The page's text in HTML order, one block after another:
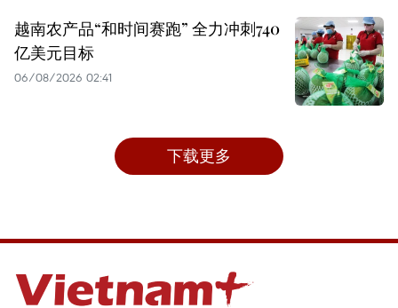
越南农产品“和时间赛跑” 全力冲刺740
亿美元目标
06/08/2026 02:41
下载更多